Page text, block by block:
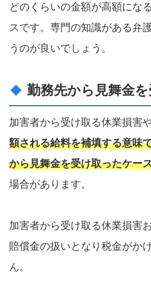
どのくらいの金額が高額にな
スです。専門の知識がある弁
うのが良いでしょう。
勤務先から見舞金
加害者から受け取る休業損害
額される給料を補填する意味
から見舞金を受け取ったケー
場合があります。
加害者から受け取る休業損害
賠償金の扱いとなり税金がか
ん。